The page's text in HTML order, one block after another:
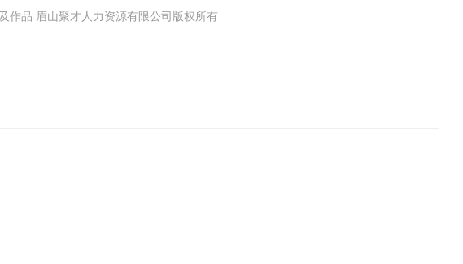
作品 眉山聚才人力资源有限公司版权所有